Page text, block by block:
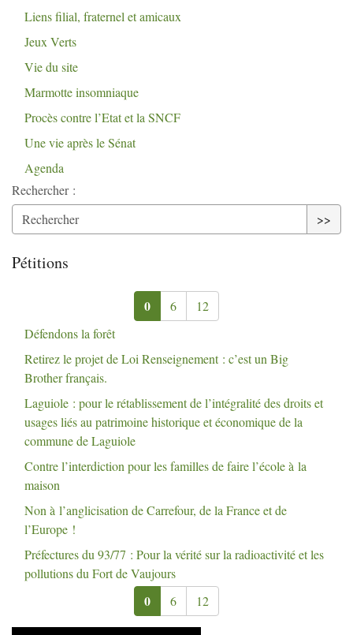
Liens filial, fraternel et amicaux
Jeux Verts
Vie du site
Marmotte insomniaque
Procès contre l’Etat et la SNCF
Une vie après le Sénat
Agenda
Rechercher :
>>
Pétitions
0 6
12
Défendons la forêt
Retirez le projet de Loi Renseignement : c’est un Big
Brother français.
Laguiole : pour le rétablissement de l’intégralité des droits et
usages liés au patrimoine historique et économique de la
commune de Laguiole
Contre l’interdiction pour les familles de faire l’école à la
maison
Non à l’anglicisation de Carrefour, de la France et de
l’Europe !
Préfectures du 93/77 : Pour la vérité sur la radioactivité et les
pollutions du Fort de Vaujours
0 6 12